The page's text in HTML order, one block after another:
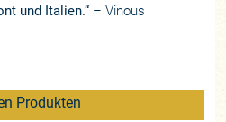
und Italien.“– Vinous
Produkten